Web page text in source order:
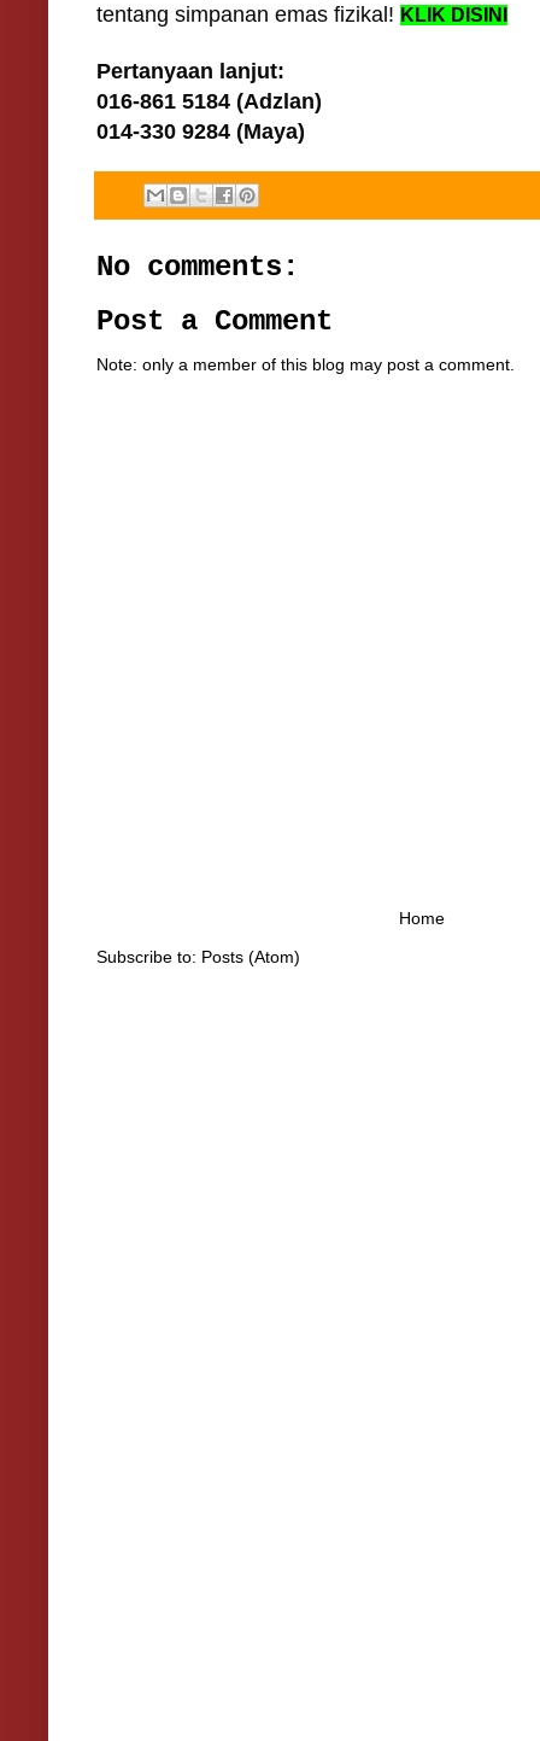
tentang simpanan emas fizikal! KLIK DISINI
Pertanyaan lanjut:
016-861 5184 (Adzlan)
014-330 9284 (Maya)
No comments:
Post a Comment
Note: only a member of this blog may post a comment.
Home
Subscribe to: Posts (Atom)